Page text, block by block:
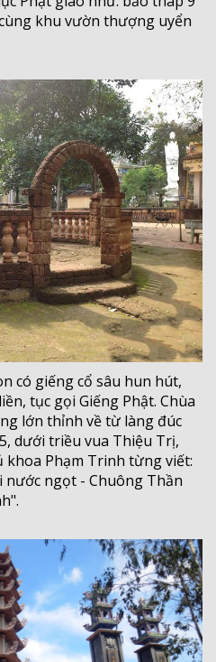
khu vườn thượng uyển
có giếng cổ sâu hun hút,
tục gọi Giếng Phật. Chùa
lớn thỉnh về từ làng đúc
dưới triều vua Thiệu Trị,
khoa Phạm Trinh từng viết:
nước ngọt - Chuông Thần